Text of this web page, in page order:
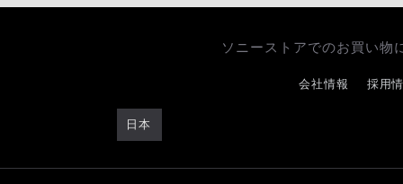
ソニーストアでのお買い物
日本
会社情報 採用